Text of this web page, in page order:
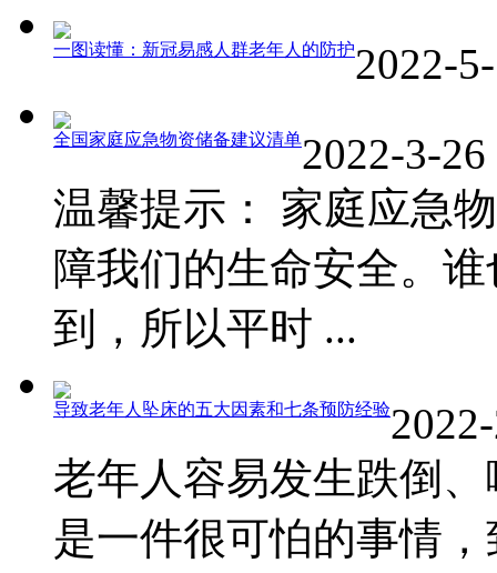
一图读懂：新冠易感人群老年人的防护2022-
全国家庭应急物资储备建议清单2022-3-
温馨提示： 家庭应急
障我们的生命安全。
到，所以平时 ...
导致老年人坠床的五大因素和七条预防经验
老年人容易发生跌倒
是一件很可怕的事情